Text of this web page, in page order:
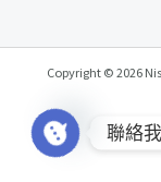
Copyright © 2026
聯絡
Open